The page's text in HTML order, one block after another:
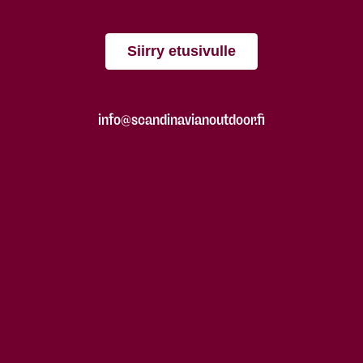
Siirry etusivulle
info@scandinavianoutdoor.fi